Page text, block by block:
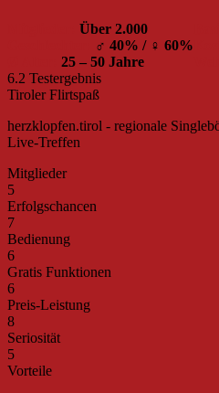
Über 2.000
♂ 40% / ♀ 60%
25 – 50 Jahre
6.2 Testergebnis
Tiroler Flirtspaß
herzklopfen.tirol - regionale
Live-Treffen
Mitglieder
5
Erfolgschancen
7
Bedienung
6
Gratis Funktionen
6
Preis-Leistung
8
Seriosität
5
Vorteile